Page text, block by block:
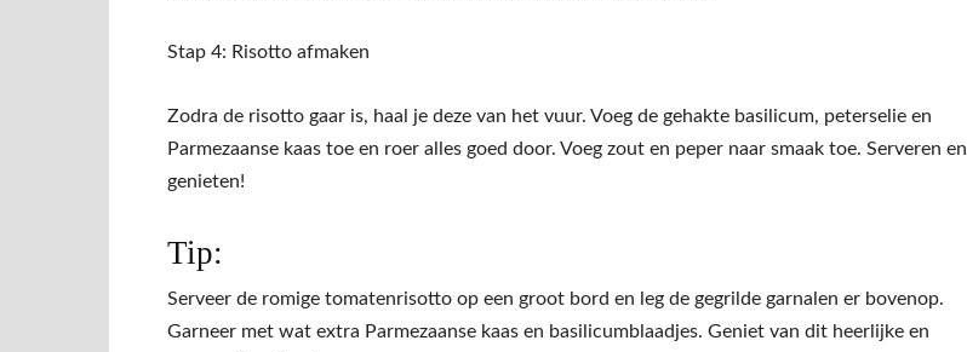
Stap 4: Risotto afmaken
Zodra de risotto gaar is, haal je deze van het vuur. Voeg de gehakte basilicum, peterselie en
Parmezaanse kaas toe en roer alles goed door. Voeg zout en peper naar smaak toe. Serveren en
genieten!
Tip:
Serveer de romige tomatenrisotto op een groot bord en leg de gegrilde garnalen er bovenop.
Garneer met wat extra Parmezaanse kaas en basilicumblaadjes. Geniet van dit heerlijke en